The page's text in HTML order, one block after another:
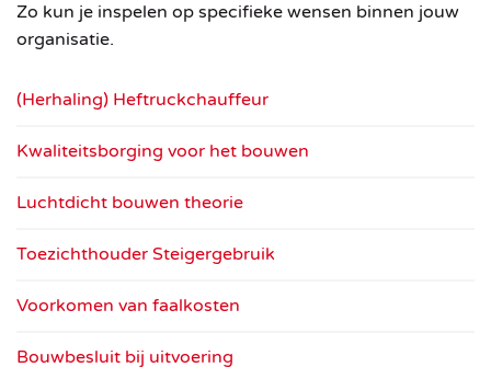
Zo kun je inspelen op specifieke wensen binnen jouw
organisatie.
(Herhaling) Heftruckchauffeur
Kwaliteitsborging voor het bouwen
Luchtdicht bouwen theorie
Toezichthouder Steigergebruik
Voorkomen van faalkosten
Bouwbesluit bij uitvoering